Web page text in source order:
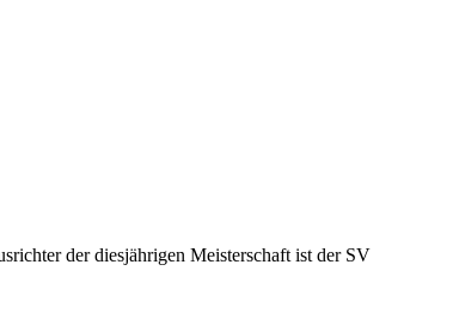
der diesjährigen Meisterschaft ist der SV